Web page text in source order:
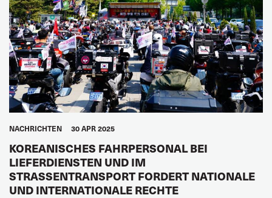
NACHRICHTEN 30 APR 2025
KOREANISCHES FAHRPERSONAL BEI
LIEFERDIENSTEN UND IM
STRASSENTRANSPORT FORDERT NATIONALE U
ND INTERNATIONALE RECHTE